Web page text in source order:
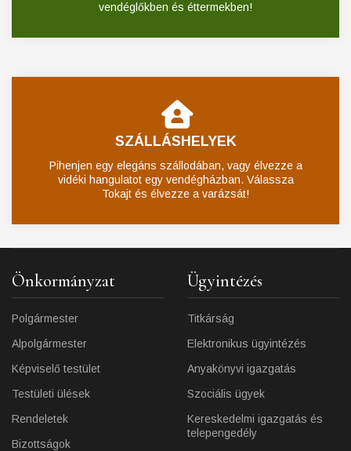
vendéglőkben és éttermekben!
SZÁLLÁSHELYEK
Pihenjen egy elegáns szállodában, vagy élvezze a
vidéki hangulatot egy vendégházban. Válassza
Tokajt és élvezze a varázsát!
Önkormányzat
Polgármester
Alpolgármester
Képviselő testület
Testületi ülések
Rendeletek
Bizottságok
Ügyintézés
Titkárság
Elektronikus ügyintézés
Anyakönyvi igazgatás
Szociális ügyek
Kereskedelmi igazgatás és
telepengedély